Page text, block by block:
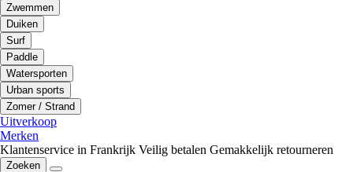
Zwemmen
Duiken
Surf
Paddle
Watersporten
Urban sports
Zomer / Strand
Uitverkoop
Merken
Klantenservice in Frankrijk Veilig betalen Gemakkelijk retourneren
Zoeken